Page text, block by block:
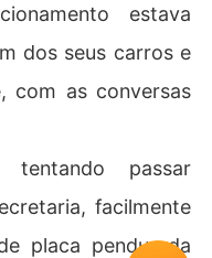
estava
dos seus carros e
com as conversas
tentando passar
facilmente
placa pendurada